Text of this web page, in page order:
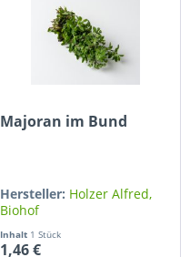
Majoran im Bund
Hersteller: Holzer Alfred,
Biohof
Inhalt 1 Stück
1,46 €